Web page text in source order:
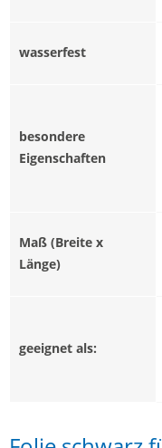
wasserfest
besondere
Eigenschaften
Maß (Breite x
Länge)
geeignet als: